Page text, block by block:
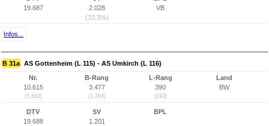
19.687
2.028
(10,3%)
VB
Infos...
B 31a AS Gottenheim (L 115) - AS Umkirch (L 116)
Nr.
10.615
(5.662)
B-Rang
3.477
(1.204)
L-Rang
390
(243)
Land
BW
DTV
19.688
SV
1.201
BPL